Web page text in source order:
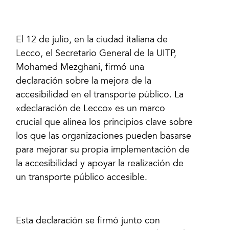
El 12 de julio, en la ciudad italiana de
Lecco, el Secretario General de la UITP,
Mohamed Mezghani, firmó una
declaración sobre la mejora de la
accesibilidad en el transporte público. La
«declaración de Lecco» es un marco
crucial que alinea los principios clave sobre
los que las organizaciones pueden basarse
para mejorar su propia implementación de
la accesibilidad y apoyar la realización de
un transporte público accesible.
Esta declaración se firmó junto con